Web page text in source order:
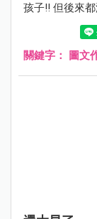
孩子!! 但後來
關鍵字： 圖文